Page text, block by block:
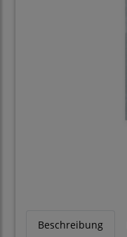
Beschreibung